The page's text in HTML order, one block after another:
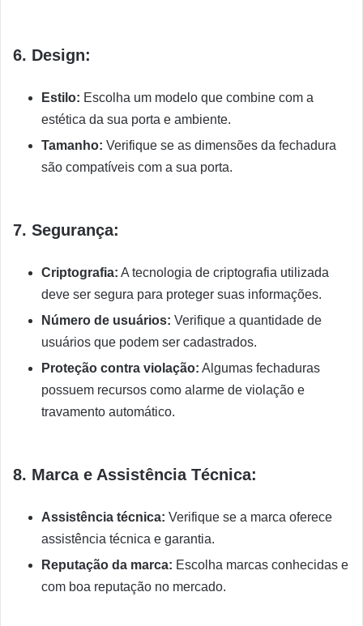
6. Design:
Estilo: Escolha um modelo que combine com a
estética da sua porta e ambiente.
Tamanho: Verifique se as dimensões da fechadura
são compatíveis com a sua porta.
7. Segurança:
Criptografia: A tecnologia de criptografia utilizada
deve ser segura para proteger suas informações.
Número de usuários: Verifique a quantidade de
usuários que podem ser cadastrados.
Proteção contra violação: Algumas fechaduras
possuem recursos como alarme de violação e
travamento automático.
8. Marca e Assistência Técnica:
Assistência técnica: Verifique se a marca oferece
assistência técnica e garantia.
Reputação da marca: Escolha marcas conhecidas e
com boa reputação no mercado.